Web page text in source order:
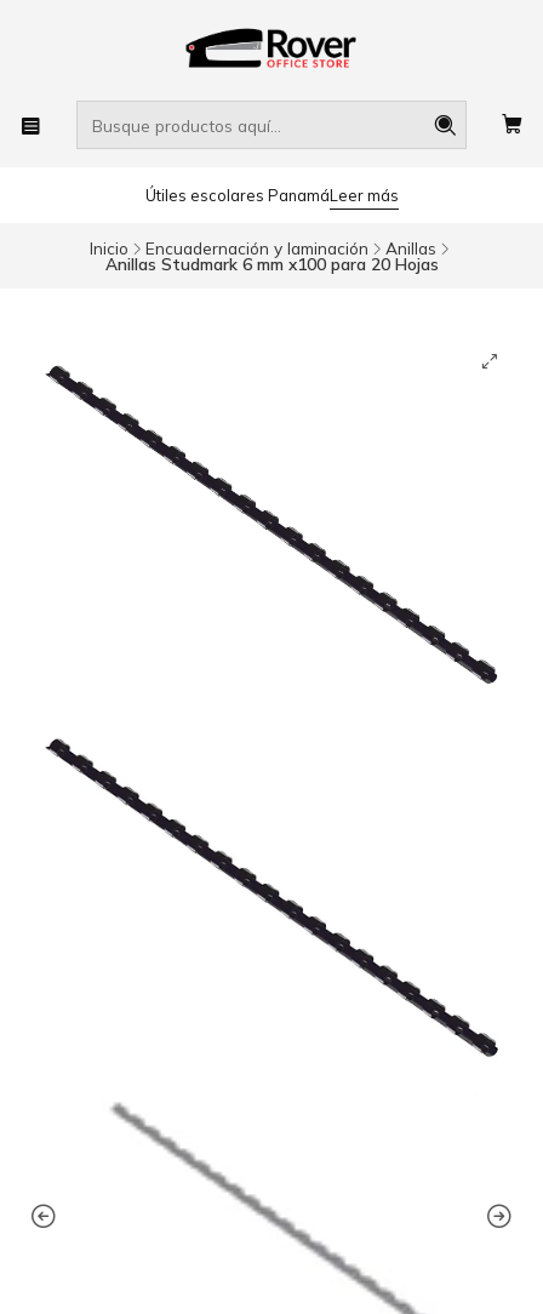
Útiles escolares PanamáLeer más
Inicio Encuadernación y laminación Anillas
Anillas Studmark 6 mm x100 para 20 Hojas